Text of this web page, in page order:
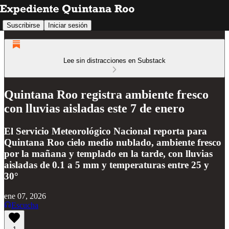
Suscribirse Iniciar sesión
Lee sin distracciones en Substack
Quintana Roo registra ambiente fresco
con lluvias aisladas este 7 de enero
El Servicio Meteorológico Nacional reporta para
Quintana Roo cielo medio nublado, ambiente fresco
por la mañana y templado en la tarde, con lluvias
aisladas de 0.1 a 5 mm y temperaturas entre 25 y
30°
ene 07, 2026
Escucha